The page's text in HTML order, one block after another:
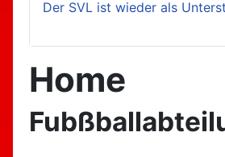
Der SVL ist wieder als
Home